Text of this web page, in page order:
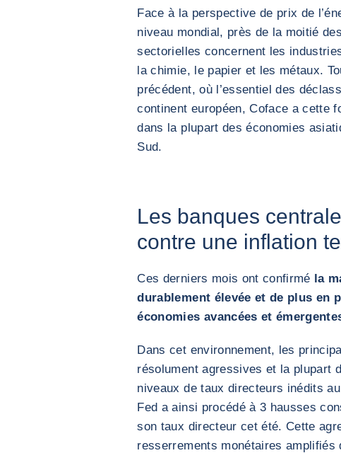
Face à la perspective de prix de
niveau mondial, près de la moitié
sectorielles concernent les
la chimie, le papier et les métaux.
précédent, où l’essentiel des
continent européen, Coface a cette
dans la plupart des économies
Sud.
Les banques
contre une inflation
Ces derniers mois ont confirmé la
durablement élevée et de plus en
économies avancées et
Dans cet environnement, les
résolument agressives et la plupart
niveaux de taux directeurs inédits
Fed a ainsi procédé à 3 hausses
son taux directeur cet été. Cette
resserrements monétaires